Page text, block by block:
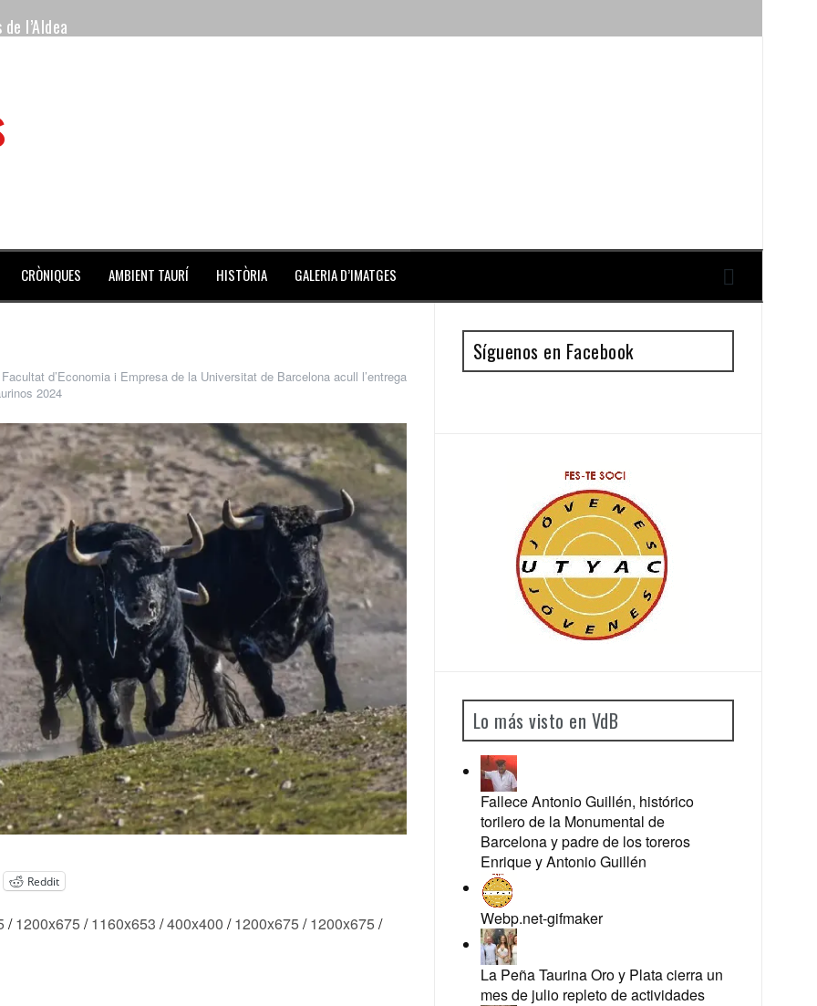
l’Aldea
de la Monumental de Barcelona y padre de los toreros Enrique y Antonio Guillén
de la noche y Ventura pone el Coliseo Balear en pie
CRÒNIQUES AMBIENT TAURÍ HISTÒRIA GALERIA D’IMATGES
d’Economia i Empresa de la Universitat de Barcelona acull l’entrega
2024
Reddit
/1200x675/1160x653 /400x400 /1200x675/1200x675/
Síguenos en Facebook
Lo más visto en VdB
Fallece Antonio Guillén, histórico
torilero de la Monumental de
Barcelona y padre de los toreros
Enrique y Antonio Guillén
Webp.net-gifmaker
La Peña Taurina Oro y Plata cierra un
mes de julio repleto de actividades